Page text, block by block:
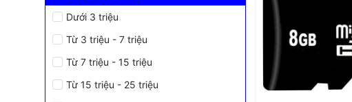
Dưới 3 triệu
Từ 3 triệu - 7 triệu
Từ 7 triệu - 15 triệu
Từ 15 triệu - 25 triệu